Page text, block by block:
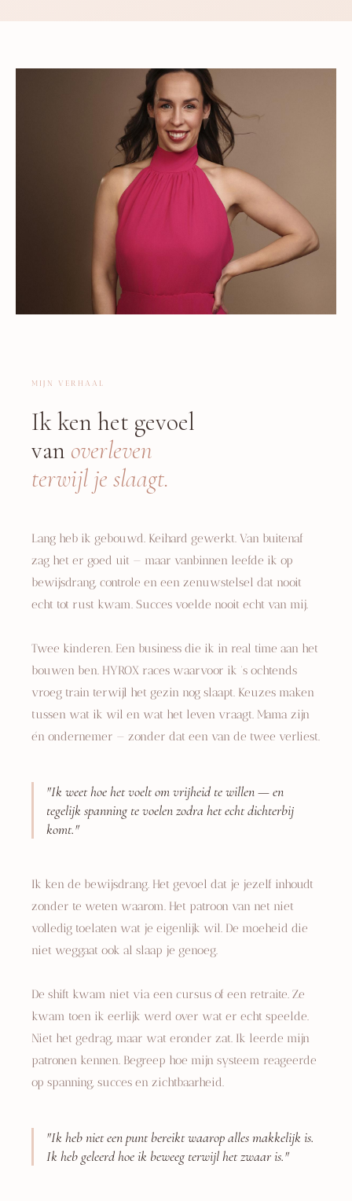
MIJN VERHAAL
Ik ken het gevoel
van overleven
terwijl je slaagt.
Lang heb ik gebouwd. Keihard gewerkt. Van buitenaf
zag het er goed uit — maar vanbinnen leefde ik op
bewijsdrang, controle en een zenuwstelsel dat nooit
echt tot rust kwam. Succes voelde nooit echt van mij.
Twee kinderen. Een business die ik in real time aan het
bouwen ben. HYROX races waarvoor ik 's ochtends
vroeg train terwijl het gezin nog slaapt. Keuzes maken
tussen wat ik wil en wat het leven vraagt. Mama zijn
én ondernemer — zonder dat een van de twee verliest.
"Ik weet hoe het voelt om vrijheid te willen — en
tegelijk spanning te voelen zodra het echt dichterbij
komt."
Ik ken de bewijsdrang. Het gevoel dat je jezelf inhoudt
zonder te weten waarom. Het patroon van net niet
volledig toelaten wat je eigenlijk wil. De moeheid die
niet weggaat ook al slaap je genoeg.
De shift kwam niet via een cursus of een retraite. Ze
kwam toen ik eerlijk werd over wat er echt speelde.
Niet het gedrag, maar wat eronder zat. Ik leerde mijn
patronen kennen. Begreep hoe mijn systeem reageerde
op spanning, succes en zichtbaarheid.
"Ik heb niet een punt bereikt waarop alles makkelijk is.
Ik heb geleerd hoe ik beweeg terwijl het zwaar is."